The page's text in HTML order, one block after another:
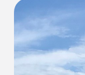
CFP
廃プラ
プラス
うどん